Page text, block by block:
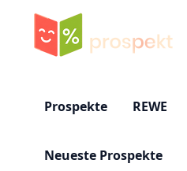
Prospekte REWE
Neueste Prospekte